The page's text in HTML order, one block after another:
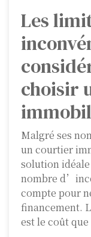
Les
choisir
Malgré ses
un courtier
solution
nombre
compte pour
financement.
est le coût